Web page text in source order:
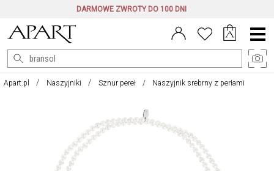
DARMOWE ZWROTY DO 100 DNI
Menu
główne
Apart.pl Naszyjniki Sznur pereł Naszyjnik srebrny z perłami